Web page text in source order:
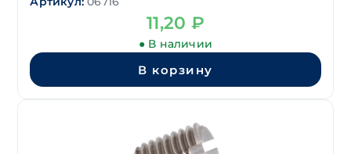
11,20 ₽
● В наличии
В корзину